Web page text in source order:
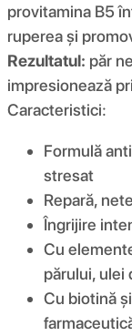
provitamina B5
ruperea și
Rezultatul: păr
impresionează
Caracteristici:
Formulă
stresat
Repară,
Îngrijire
Cu
părului, ulei
Cu biotină